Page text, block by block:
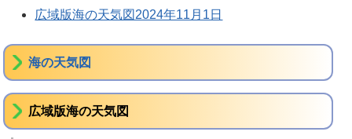
広域版海の天気図2024年11月1日
海の天気図
広域版海の天気図